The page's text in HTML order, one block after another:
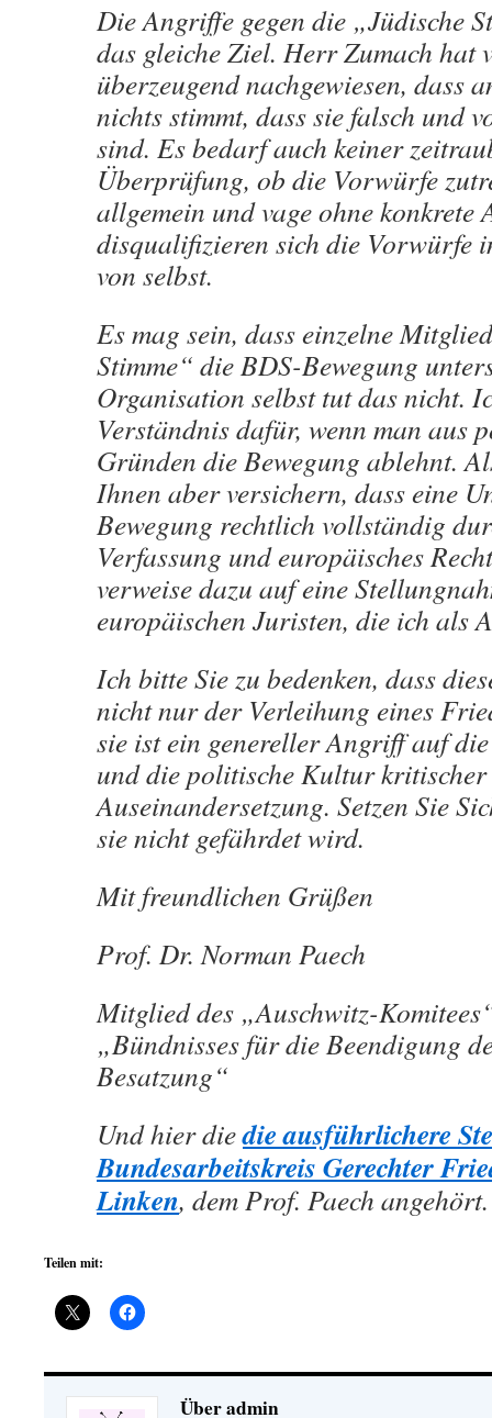
Die Angriffe gegen die „Jüdische
das gleiche Ziel. Herr Zumach hat
überzeugend nachgewiesen, dass
nichts stimmt, dass sie falsch und
sind. Es bedarf auch keiner
Überprüfung, ob die Vorwürfe
allgemein und vage ohne konkrete
disqualifizieren sich die Vorwürfe
von selbst.
Es mag sein, dass einzelne
Stimme“ die BDS-Bewegung
Organisation selbst tut das nicht.
Verständnis dafür, wenn man aus
Gründen die Bewegung ablehnt.
Ihnen aber versichern, dass eine
Bewegung rechtlich vollständig
Verfassung und europäisches
verweise dazu auf eine
europäischen Juristen, die ich als
Ich bitte Sie zu bedenken, dass
nicht nur der Verleihung eines
sie ist ein genereller Angriff auf
und die politische Kultur kritischer
Auseinandersetzung. Setzen Sie
sie nicht gefährdet wird.
Mit freundlichen Grüßen
Prof. Dr. Norman Paech
Mitglied des „Auschwitz-
„Bündnisses für die Beendigung
Besatzung“
Und hier diedie ausführlichere
Bundesarbeitskreis Gerechter
Linken, dem Prof. Paech angehört.
Teilen mit:
Über admin